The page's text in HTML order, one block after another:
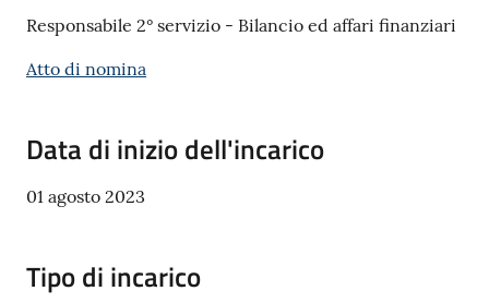
Polo
A
o
Responsabile 2° servizio - Bilancio ed affari finanziari
Atto di nomina
Data di inizio dell'incarico
01 agosto 2023
Tipo di incarico